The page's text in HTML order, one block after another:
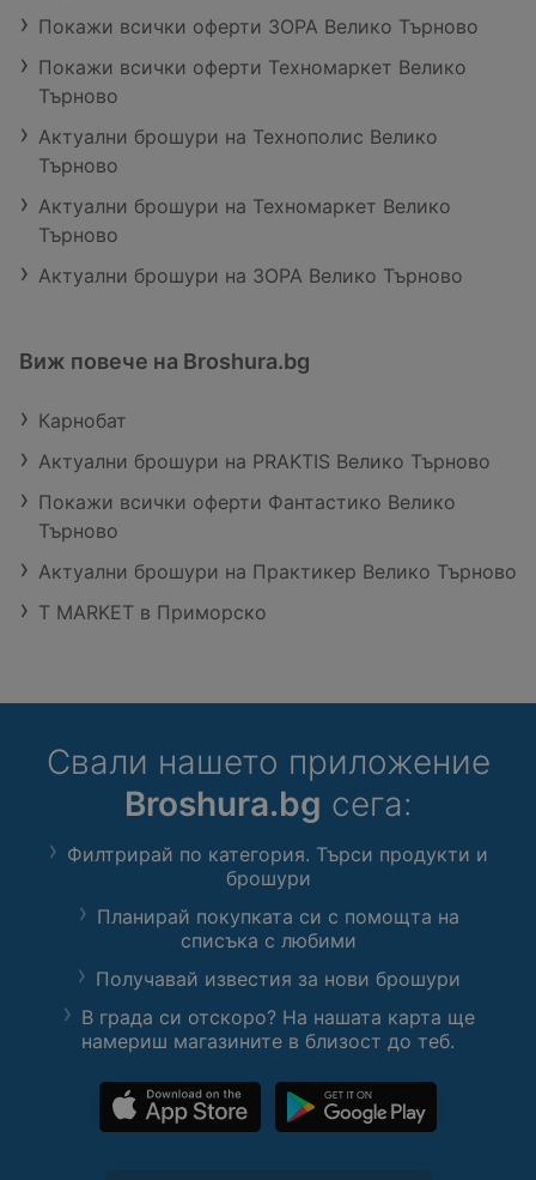
Покажи всички оферти ЗОРА Велико Търново
Покажи всички оферти Техномаркет Велико
Търново
Актуални брошури на Технополис Велико
Търново
Актуални брошури на Техномаркет Велико
Търново
Актуални брошури на ЗОРА Велико Търново
Виж повече на Broshura.bg
Карнобат
Актуални брошури на PRAKTIS Велико Търново
Покажи всички оферти Фантастико Велико
Търново
Актуални брошури на Практикер Велико Търново
T MARKET в Приморско
Свали нашето приложение
Broshura.bg сега:
Филтрирай по категория. Търси продукти и
брошури
Планирай покупката си с помощта на
списъка с любими
Получавай известия за нови брошури
В града си отскоро? На нашата карта ще
намериш магазините в близост до теб.